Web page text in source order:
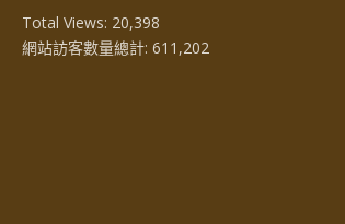
Total Views: 20,398
網站訪客數量總計: 611,202